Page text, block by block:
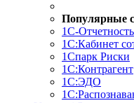
Популярные
1С-Отчетность
1С:Кабинет
1Спарк Риски
1С:Контрагент
1С:ЭДО